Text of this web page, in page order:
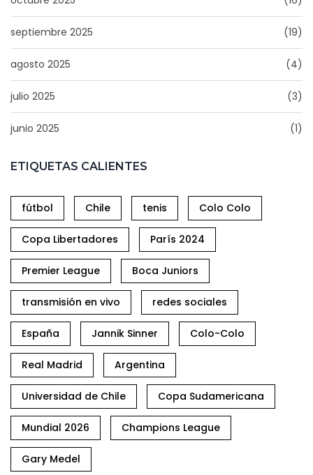
septiembre 2025 (19)
agosto 2025 (4)
julio 2025 (3)
junio 2025 (1)
ETIQUETAS CALIENTES
fútbol Chile tenis Colo Colo
Copa Libertadores París 2024
Premier League Boca Juniors
transmisión en vivo redes sociales
España Jannik Sinner Colo-Colo
Real Madrid Argentina
Universidad de Chile Copa Sudamericana
Mundial 2026 Champions League
Gary Medel